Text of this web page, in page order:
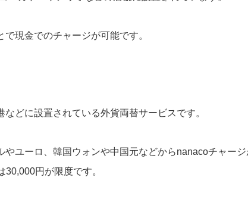
現金でのチャージが可能です。
どに設置されている外貨両替サービスです。
やユーロ、韓国ウォンや中国元などからnanacoチャー
円が限度です。